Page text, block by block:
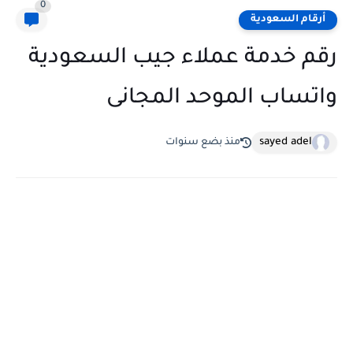
أرقام السعودية
0
رقم خدمة عملاء جيب السعودية
واتساب الموحد المجانى
sayed adel منذ بضع سنوات